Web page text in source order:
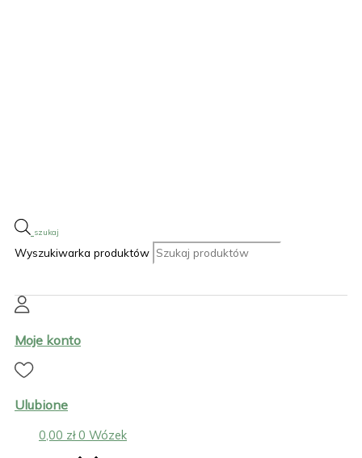
Wyszukiwarka produktów
Moje konto
Ulubione
0,00 zł 0 Wózek